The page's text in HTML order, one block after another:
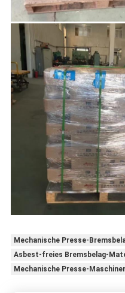
Mechanische Presse-
Asbest-freies Bremsbelag-
Mechanische Presse-